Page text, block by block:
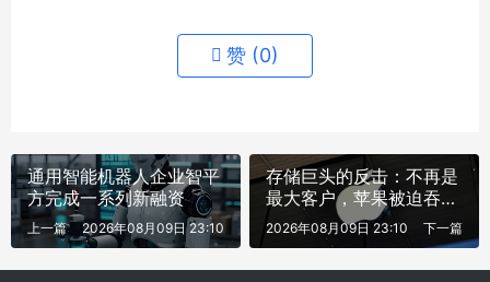
赞 (0)
通用智能机器人企业智平
方完成一系列新融资
上一篇 2026年08月09日 23:10
存储巨头的反击：不再是
最大客户，苹果被迫吞下
供应链苦果
下一篇
2026年08月09日 23:10